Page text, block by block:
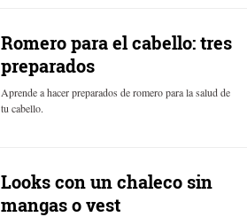
Romero para el cabello: tres
preparados
Aprende a hacer preparados de romero para la salud de
tu cabello.
Looks con un chaleco sin
mangas o vest